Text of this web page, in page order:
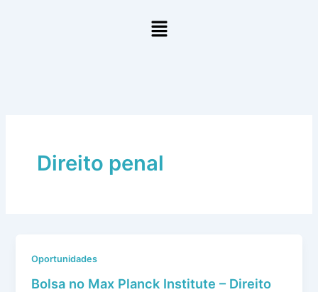
Menu
Direito penal
Oportunidades
Bolsa no Max Planck Institute – Direito